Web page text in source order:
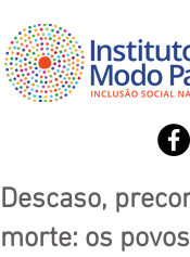
Descaso,
morte: os